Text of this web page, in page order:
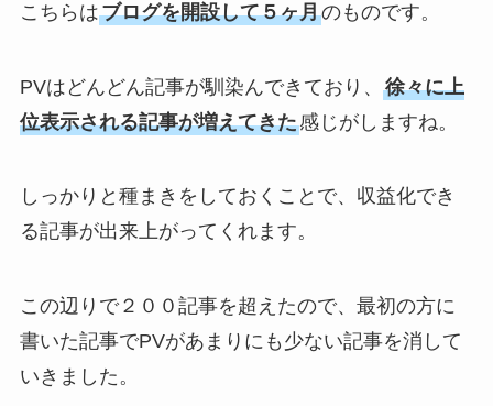
こちらはブログを開設して５ヶ月のものです。
PVはどんどん記事が馴染んできており、 徐々に上
位表示される記事が増えてきた感じがしますね。
しっかりと種まきをしておくことで、収益化でき
る記事が出来上がってくれます。
この辺りで２００記事を超えたので、最初の方に
書いた記事でPVがあまりにも少ない記事を消して
いきました。